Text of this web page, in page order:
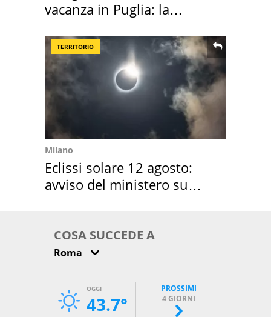
vacanza in Puglia: la
TERRITORIO
Milano
Eclissi solare 12 agosto:
avviso del ministero su